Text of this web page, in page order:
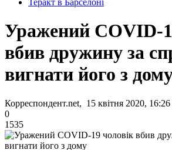
Теракт в Барселоні
Уражений COVID-
вбив дружину за
вигнати його з
Корреспондент.net, 15 квітня 2020, 16:26
0
1535